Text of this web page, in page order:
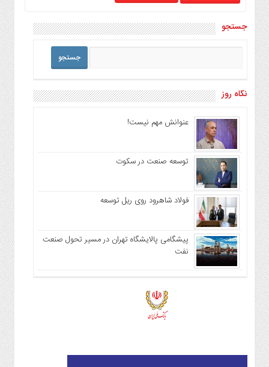
جستجو
نگاه روز
عنوانش مهم نیست!
توسعه صنعت در سکوت
فولاد شاهرود روی ریل توسعه
پیشگامی پالایشگاه تهران در مسیر تحول صنعت
نفت